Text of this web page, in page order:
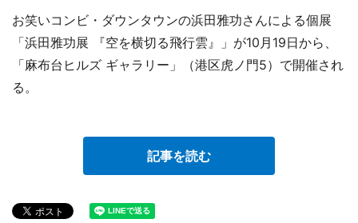
お笑いコンビ・ダウンタウンの浜田雅功さんによる個展
「浜田雅功展 『空を横切る飛行雲』」が10月19日から、
「麻布台ヒルズ ギャラリー」（港区虎ノ門5）で開催され
る。
記事を読む